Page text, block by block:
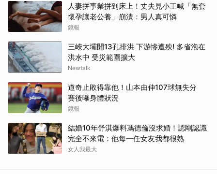
人妻拼事業拼到床上！丈夫見小王喊「無套
懷孕讓老公養」崩潰：男人真可憐
鏡報
三峽大壩開13孔排洪 下游慘遭殃! 多省泡在
洪水中 受災範圍擴大
Newtalk
道奇止敗得靠他！山本由伸107球無失分
賽後曝身體狀況
鏡報
結婚10年舒淇爆料馮德倫沒求婚！認剛認識
完全不來電：他每一任女友我都很熟
女人我最大